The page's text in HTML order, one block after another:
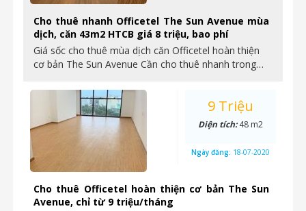
Cho thuê nhanh Officetel The Sun Avenue mùa
dịch, căn 43m2 HTCB giá 8 triệu, bao phí
Giá sốc cho thuê mùa dịch căn Officetel hoàn thiện
cơ bản The Sun Avenue Cần cho thuê nhanh trong…
Cho thuê Officetel hoàn thiện cơ bản The Sun
Avenue, chỉ từ 9 triệu/tháng
9 Triệu
Diện tích:48 m2
Ngày đăng: 18-07-2020